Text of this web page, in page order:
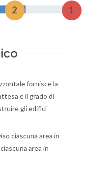
2 1
fornisce la
e il grado di
gli edifici
ciascuna area in
area in